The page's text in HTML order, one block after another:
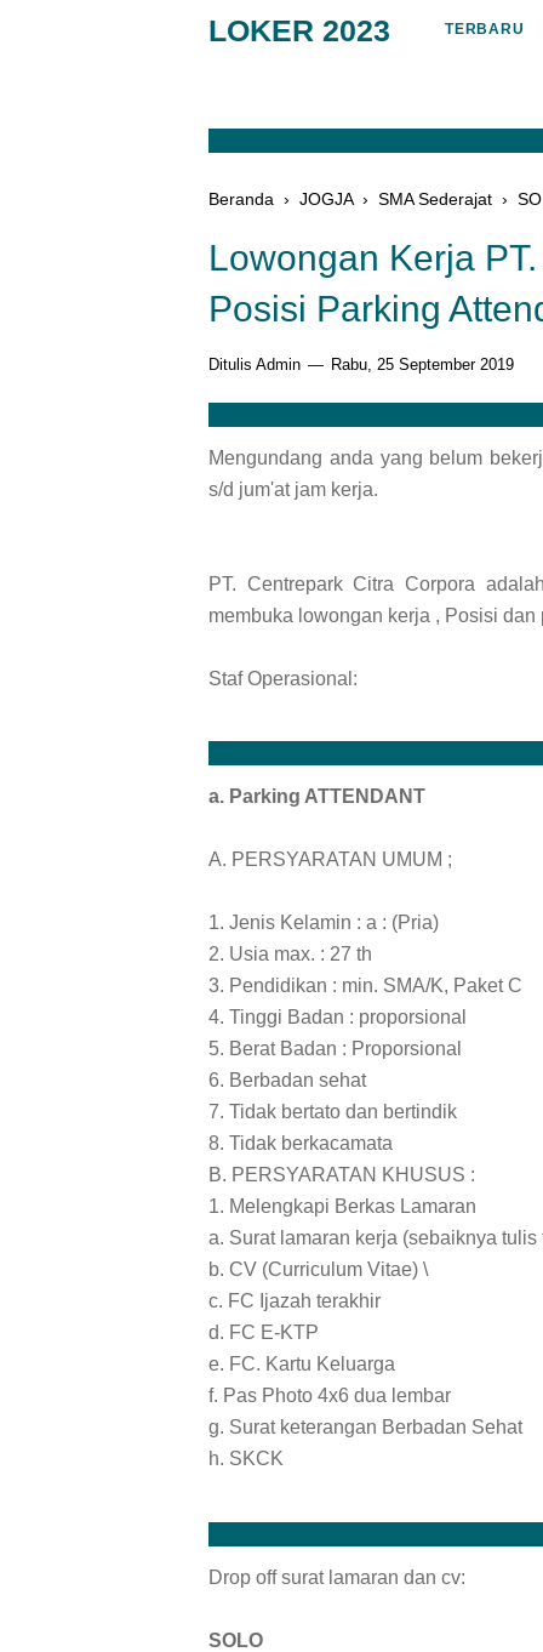
LOKER 2023 TERBARU
Beranda › JOGJA › SMA Sederajat ›
Lowongan Kerja
Posisi Parking
Ditulis Admin Rabu, 25 September 2019
Mengundang anda yang belum
s/d jum'at jam kerja.
PT. Centrepark Citra Corpora
membuka lowongan kerja , Posisi
Staf Operasional:
a. Parking ATTENDANT
A. PERSYARATAN UMUM ;
1. Jenis Kelamin : a : (Pria)
2. Usia max. : 27 th
3. Pendidikan : min. SMA/K, Paket C
4. Tinggi Badan : proporsional
5. Berat Badan : Proporsional
6. Berbadan sehat
7. Tidak bertato dan bertindik
8. Tidak berkacamata
B. PERSYARATAN KHUSUS :
1. Melengkapi Berkas Lamaran
a. Surat lamaran kerja (sebaiknya tulis
b. CV (Curriculum Vitae) \
c. FC Ijazah terakhir
d. FC E-KTP
e. FC. Kartu Keluarga
f. Pas Photo 4x6 dua lembar
g. Surat keterangan Berbadan Sehat
h. SKCK
Drop off surat lamaran dan cv:
SOLO